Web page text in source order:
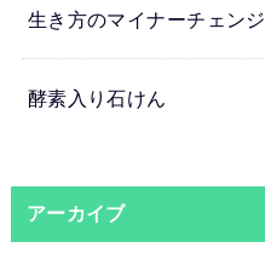
生き方のマイナーチェンジ
酵素入り石けん
アーカイブ